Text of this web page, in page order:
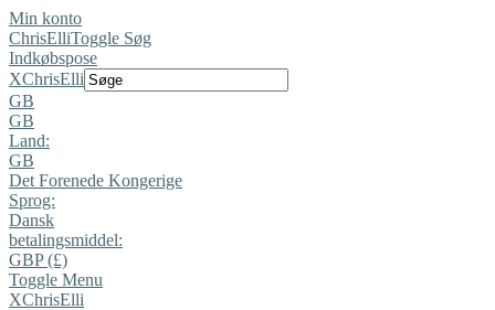
Min konto
ChrisElliToggle Søg
Indkøbspose
XChrisElli
GB
GB
Land:
GB
Det Forenede Kongerige
Sprog:
Dansk
betalingsmiddel:
GBP (£)
Toggle Menu
XChrisElli